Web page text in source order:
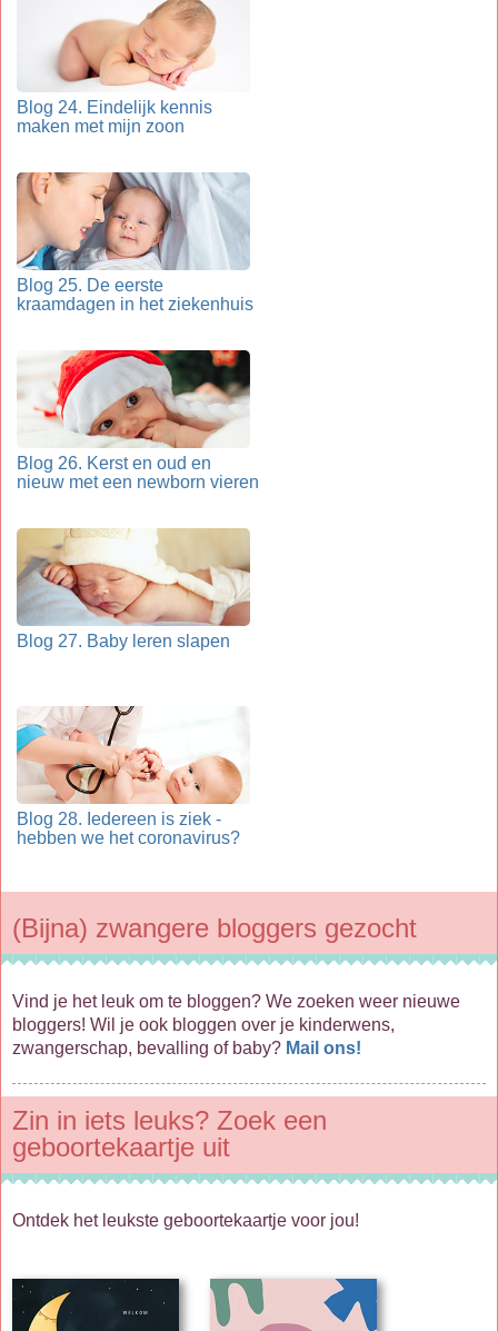
Blog 24. Eindelijk kennis
maken met mijn zoon
Blog 25. De eerste
kraamdagen in het ziekenhuis
Blog 26. Kerst en oud en
nieuw met een newborn vieren
Blog 27. Baby leren slapen
Blog 28. Iedereen is ziek -
hebben we het coronavirus?
(Bijna) zwangere bloggers gezocht
Vind je het leuk om te bloggen? We zoeken weer nieuwe
bloggers! Wil je ook bloggen over je kinderwens,
zwangerschap, bevalling of baby? Mail ons!
Zin in iets leuks? Zoek een
geboortekaartje uit
Ontdek het leukste geboortekaartje voor jou!